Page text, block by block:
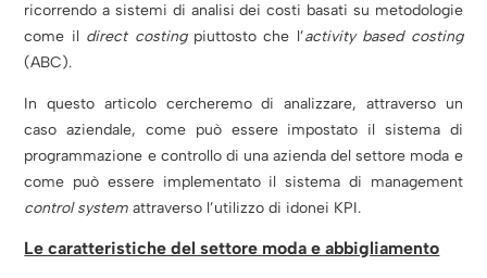
ricorrendo a sistemi di analisi dei costi basati su metodologie
come il direct costingpiuttosto che l’activity based costing
(ABC).
In questo articolo cercheremo di analizzare, attraverso un
caso aziendale, come può essere impostato il sistema di
programmazione e controllo di una azienda del settore moda e
come può essere implementato il sistema di management
control system attraverso l’utilizzo di idonei KPI.
Le caratteristiche del settore moda e abbigliamento